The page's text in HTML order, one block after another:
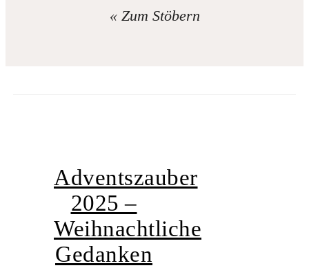
« Zum Stöbern
Adventszauber
2025 –
Weihnachtliche
Gedanken